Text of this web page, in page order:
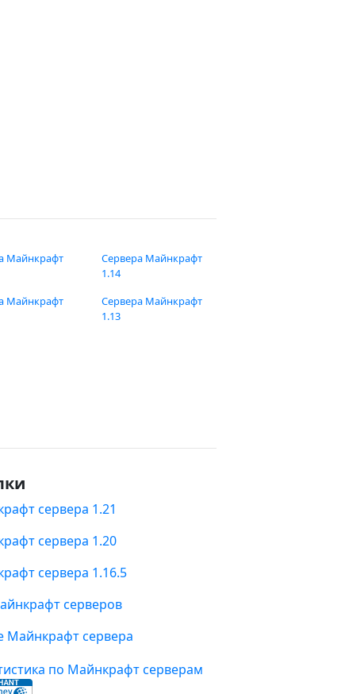
Майнкрафт
Майнкрафт
Сервера Майнкрафт
1.14
Сервера Майнкрафт
1.13
сервера 1.21
сервера 1.20
сервера 1.16.5
серверов
Майнкрафт сервера